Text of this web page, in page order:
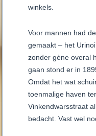
winkels.
Voor mannen had
gemaakt – het
zonder gène overal
gaan stond er in
Omdat het wat
toenmalige haven
Vinkendwarsstraat
bedacht. Vast wel